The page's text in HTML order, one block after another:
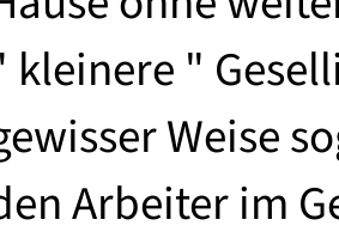
kleinere "
Weise
Arbeiter im